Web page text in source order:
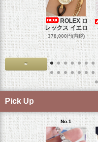
ROLEX ロ
レックス イエロ
378,000円(内税)
<
Pick Up
No.1